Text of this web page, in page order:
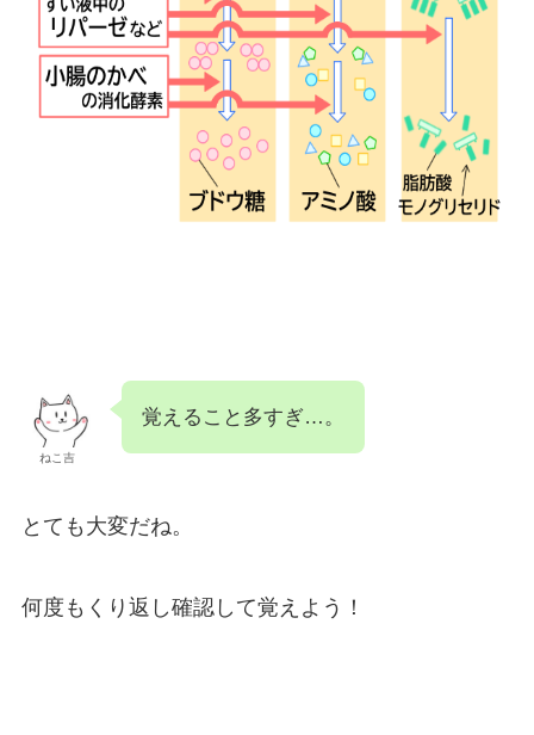
ねこ吉
覚えること多すぎ…。
とても大変だね。
何度もくり返し確認して覚えよう！